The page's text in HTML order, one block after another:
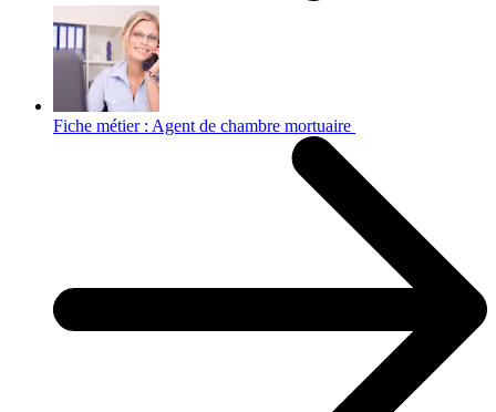
Fiche métier : Agent de chambre mortuaire